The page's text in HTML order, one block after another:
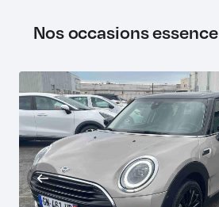
Nos occasions essence